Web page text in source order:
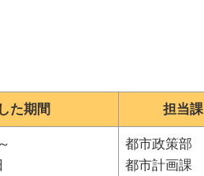
た期間 担当課
都市政策部
都市計画課